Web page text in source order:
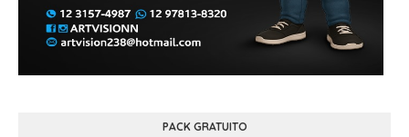
PACK GRATUITO